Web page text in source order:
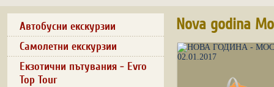
Автобусни екскурзии
Самолетни екскурзии
Екзотични пътувания - Evro
Top Tour
Nova godina